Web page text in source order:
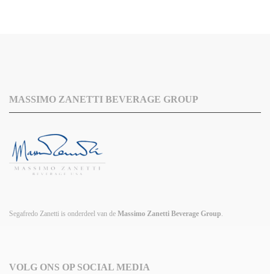
MASSIMO ZANETTI BEVERAGE GROUP
Segafredo Zanetti is onderdeel van de Massimo Zanetti Beverage Group.
VOLG ONS OP SOCIAL MEDIA